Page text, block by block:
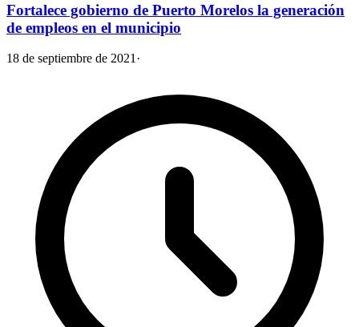
Fortalece gobierno de Puerto Morelos la generación
de empleos en el municipio
18 de septiembre de 2021 ·